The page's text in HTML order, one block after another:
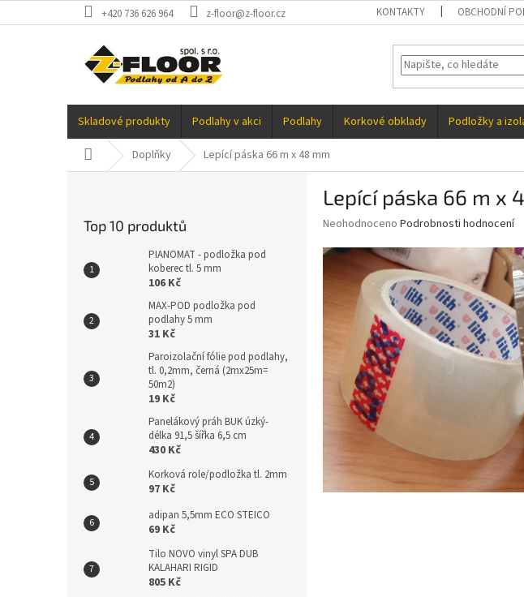
na
+420 736 626 964 z-floor@z-floor.cz KONTAKTY OBCHODNÍ
Skladové produkty Podlahy v akci Podlahy Korkové obklady Podložky a
Domů Doplňky Lepící páska 66 m x 48 mm
Top 10 produktů
PIANOMAT - podložka pod
koberec tl. 5 mm
106 Kč
MAX-POD podložka pod
podlahy 5 mm
31 Kč
Paroizolační fólie pod podlahy,
tl. 0,2mm, černá (2mx25m=
50m2)
19 Kč
Panelákový práh BUK úzký-
délka 91,5 šířka 6,5 cm
430 Kč
Korková role/podložka tl. 2mm
97 Kč
adipan 5,5mm ECO STEICO
69 Kč
Tilo NOVO vinyl SPA DUB
KALAHARI RIGID
805 Kč
Lepící páska 66 m x
Průměrné
produktu
je
0,0
5
hvězdiček.
Neohodnoceno Podrobnosti hodnocení